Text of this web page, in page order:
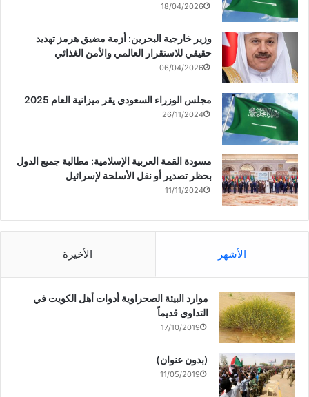
18/04/2026
وزير خارجية البحرين: أزمة مضيق هرمز تهديد
حقيقي للاستقرار العالمي والأمن الغذائي
06/04/2026
مجلس الوزراء السعودي يقر ميزانية العام 2025
26/11/2024
مسودة القمة العربية الإسلامية: مطالبة جميع الدول
بحظر تصدير أو نقل الأسلحة لإسرائيل
11/11/2024
الأشهر الأخيرة
موارد البيئة الصحراوية أدوات أهل الكويت في
التداوي قديماً
17/10/2019
(بدون عنوان)
11/05/2019